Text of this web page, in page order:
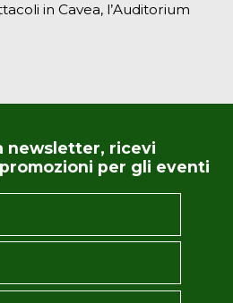
in Cavea, l’Auditorium
newsletter, ricevi
per gli eventi